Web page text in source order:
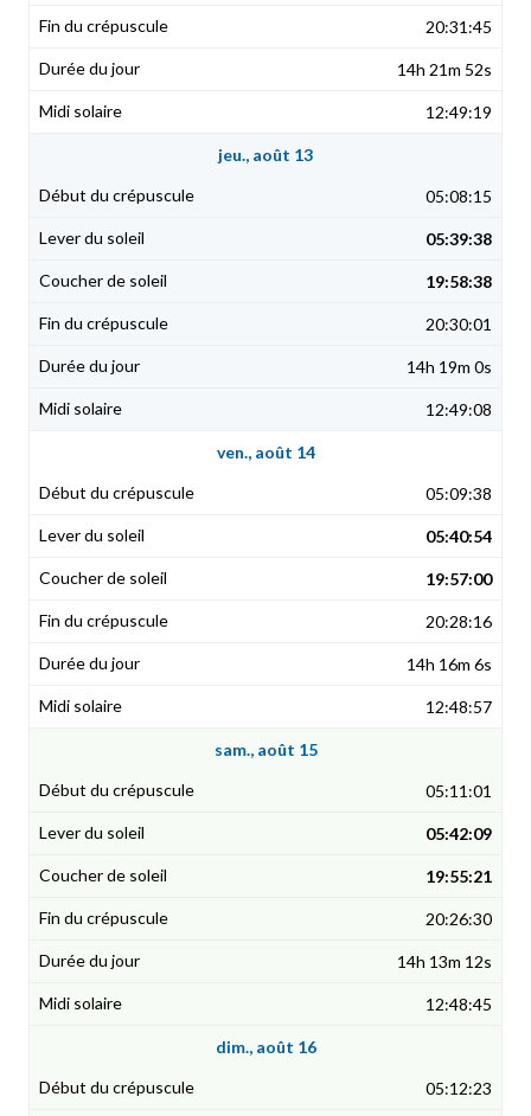
20:31:45
14h 21m 52s
12:49:19
jeu., août 13
05:08:15
05:39:38
19:58:38
20:30:01
14h 19m 0s
12:49:08
ven., août 14
05:09:38
05:40:54
19:57:00
20:28:16
14h 16m 6s
12:48:57
sam., août 15
05:11:01
05:42:09
19:55:21
20:26:30
14h 13m 12s
12:48:45
dim., août 16
05:12:23